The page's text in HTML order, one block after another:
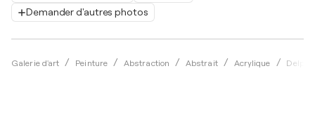
Demander d'autres photos
Galerie d'art Peinture Abstraction Abstrait Acrylique